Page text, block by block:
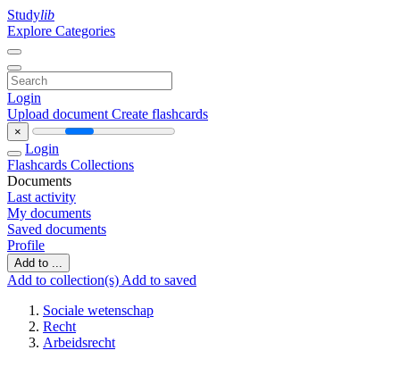
Studylib
Explore Categories
Login
Upload document Create flashcards
×
Login
Flashcards Collections
Documents
Last activity
My documents
Saved documents
Profile
Add to ...
Add to collection(s) Add to saved
Sociale wetenschap
Recht
Arbeidsrecht